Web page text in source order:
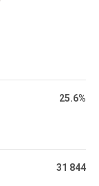
25.6%
31 844